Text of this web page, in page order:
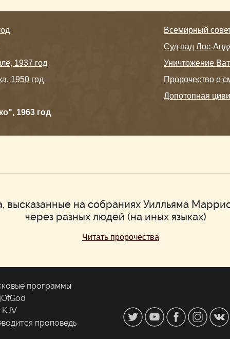
Всемирный
Суд над Лос-
1937 год
Уничтожение
1950 год
Пророчество о
Допотопная
1963 год
высказанные на собраниях Уилльяма
через разных людей (на иных языках)
Читать пророчества
программы
проповедь